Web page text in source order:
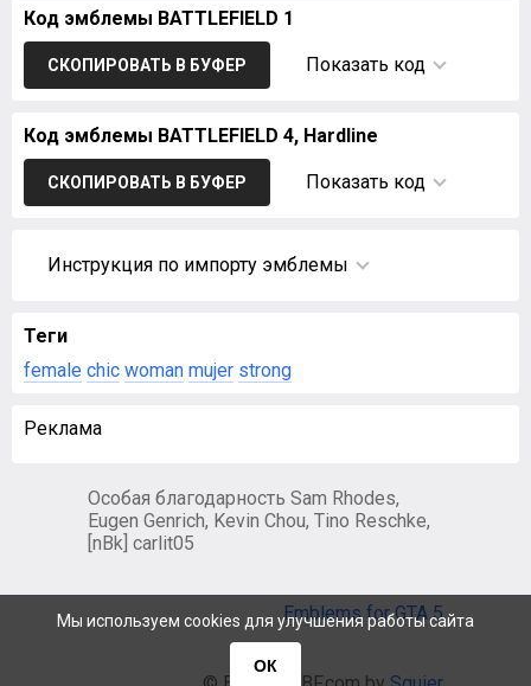
Мы используем cookies для улучшения работы сайта
ОК
Код эмблемы BATTLEFIELD 1
СКОПИРОВАТЬ В БУФЕР Показать код
Код эмблемы BATTLEFIELD 4, Hardline
СКОПИРОВАТЬ В БУФЕР Показать код
Инструкция по импорту эмблемы
Теги
female chic woman mujer strong
Реклама
Особая благодарность Sam Rhodes,
Eugen Genrich, Kevin Chou, Tino Reschke,
[nBk] carlit05
Emblems for GTA 5